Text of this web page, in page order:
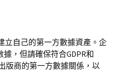
立自己的第一方數據資產。企
，但請確保符合GDPR和
版商的第一方數據關係，以